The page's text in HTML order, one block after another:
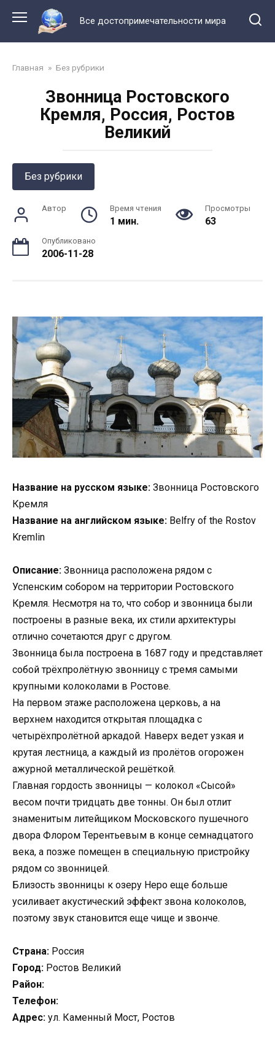
контенту
Все достопримечательности мира
Главная » Без рубрики
Звонница Ростовского
Кремля, Россия, Ростов
Великий
Без рубрики
Автор Время чтения
1 мин.
Просмотры
63
Опубликовано
2006-11-28
Название на русском языке: Звонница Ростовского
Кремля
Название на английском языке: Belfry of the Rostov
Kremlin
Описание: Звонница расположена рядом с
Успенским собором на территории Ростовского
Кремля. Несмотря на то, что собор и звонница были
построены в разные века, их стили архитектуры
отлично сочетаются друг с другом.
Звонница была построена в 1687 году и представляет
собой трёхпролётную звонницу с тремя самыми
крупными колоколами в Ростове.
На первом этаже расположена церковь, а на
верхнем находится открытая площадка с
четырёхпролётной аркадой. Наверх ведет узкая и
крутая лестница, а каждый из пролётов огорожен
ажурной металлической решёткой.
Главная гордость звонницы — колокол «Сысой»
весом почти тридцать две тонны. Он был отлит
знаменитым литейщиком Московского пушечного
двора Флором Терентьевым в конце семнадцатого
века, а позже помещен в специальную пристройку
рядом со звонницей.
Близость звонницы к озеру Неро еще больше
усиливает акустический эффект звона колоколов,
поэтому звук становится еще чище и звонче.
Страна: Россия
Город: Ростов Великий
Район:
Телефон:
Адрес: ул. Каменный Мост, Ростов